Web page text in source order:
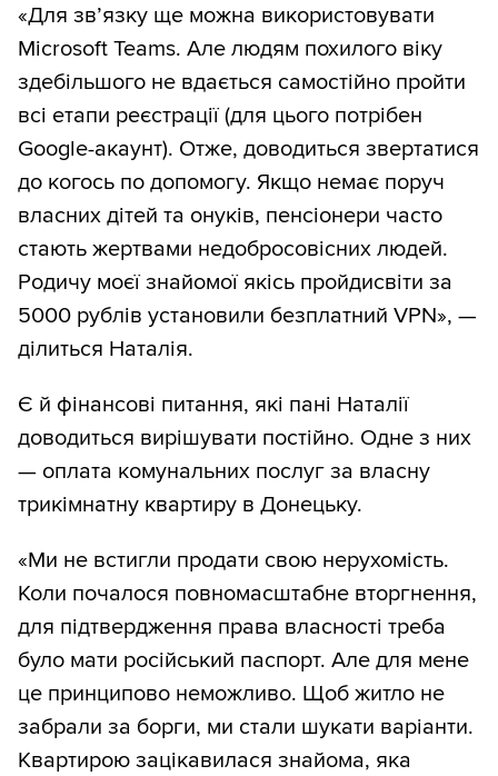
«Для зв’язку ще можна використовувати
Microsoft Teams. Але людям похилого віку
здебільшого не вдається самостійно пройти
всі етапи реєстрації (для цього потрібен
Google-акаунт). Отже, доводиться звертатися
до когось по допомогу. Якщо немає поруч
власних дітей та онуків, пенсіонери часто
стають жертвами недобросовісних людей.
Родичу моєї знайомої якісь пройдисвіти за
5000 рублів установили безплатний VPN», —
ділиться Наталія.
Є й фінансові питання, які пані Наталії
доводиться вирішувати постійно. Одне з них
— оплата комунальних послуг за власну
трикімнатну квартиру в Донецьку.
«Ми не встигли продати свою нерухомість.
Коли почалося повномасштабне вторгнення,
для підтвердження права власності треба
було мати російський паспорт. Але для мене
це принципово неможливо. Щоб житло не
забрали за борги, ми стали шукати варіанти.
Квартирою зацікавилася знайома, яка